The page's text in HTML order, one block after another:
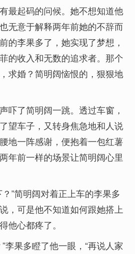
最起码的问候。她不想知道他
无意于解释两年前她的不辞而
的李果多了，她实现了梦想，
的收入和无数的追求者。那个
求婚？简明阔恼恨的，狠狠地
吓了简明阔一跳。透过车窗，
望车子，又转身焦急地和人说
地一阵感谢，便抱着一包红薯
年前一样的场景让简明阔心里
”简明阔对着正上车的李果多
，可是他不知道如何跟她搭上
他心都疼了。
李果多瞪了他一眼，“再说人家